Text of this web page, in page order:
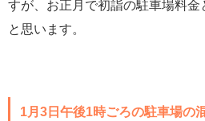
すが、お正月で初詣の駐車場料
と思います。
1月3日午後1時ごろの駐車場の